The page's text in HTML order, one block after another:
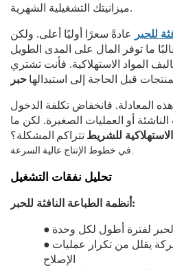
ميزانيتك التشغيلية الشهرية.
للحبر
عادةً سعرًا أوليًا أعلى. ولكن
ما توفر المال على المدى الطويل
المواد الاستهلاكية. فأنت تشتري
حبر
المعادلة. فانخفاض تكلفة الدخول
الناشئة أو العمليات الصغيرة. لكن ما
المشكلة؟ تتراكم للشريط
في خطوط الإنتاج عالية السرعة.
تحليل نفقات التشغيل
أنظمة الطباعة النافثة للحبر:
● لفترة أطول لكل وحدة
● يقلل من تكرار عمليات
الإصلاح